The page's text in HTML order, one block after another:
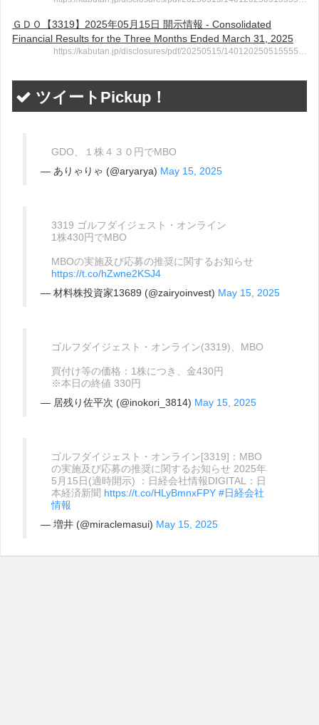
ＧＤＯ【3319】2025年05月15日 開示情報 - Consolidated
Financial Results for the Three Months Ended March 31, 2025
https://kabutan.jp/disclosures/pdf/20250515/140120250515555…
ツイートPickup！
GDO、１株４３０円でMBO
— ありゃりゃ (@aryarya) May 15, 2025
3319 ゴルフダイジェスト・オンライン
1株430円でMBO
MBOの実施及び応募の推奨に関するお知らせ
https://t.co/hZwne2KSJ4
— 材料株投資家13689 (@zairyoinvest) May 15, 2025
ゴルフダイジェスト・オンライン(3319)、MBO
買付け等の価格：1株につき、金430円
※本日の終値 330円
— 居残り佐平次 (@inokori_3814) May 15, 2025
ゴルフダイジェスト・オンライン[3319]：MBO
の実施及び応募の推奨に関するお知らせ 2025年
5月15日(適時開示) ：日経会社情報DIGITAL：日
本経済新聞 https://t.co/HLyBmnxFPY #日経会社
情報
— 増井 (@miraclemasui) May 15, 2025